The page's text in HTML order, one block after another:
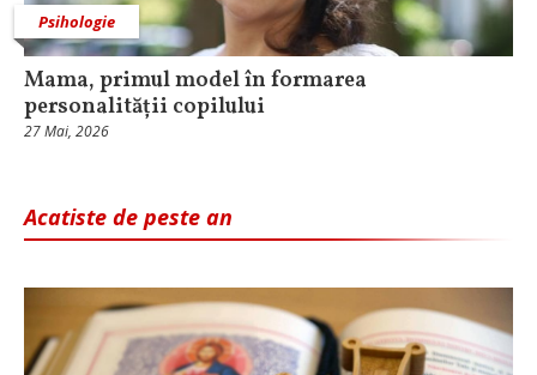
Psihologie
Mama, primul model în formarea
personalității copilului
27 Mai, 2026
Acatiste de peste an